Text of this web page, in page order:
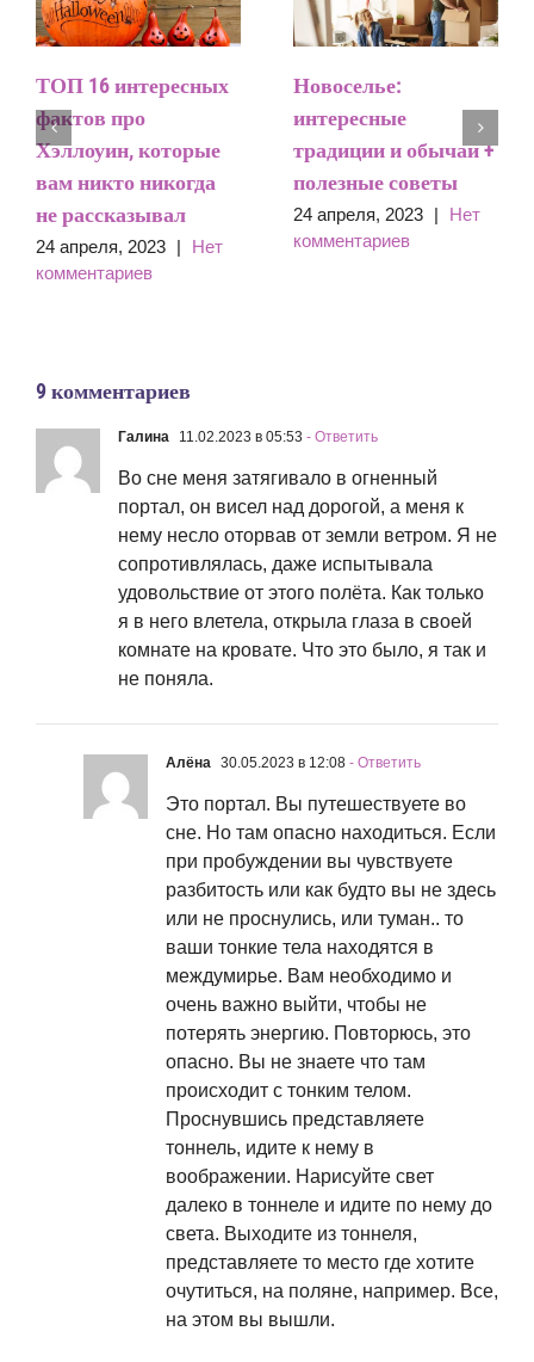
ТОП 16 интересных
фактов про
Хэллоуин, которые
вам никто никогда
не рассказывал
24 апреля, 2023 |
Нет
комментариев
Новоселье:
интересные
традиции и обычаи +
полезные советы
24 апреля, 2023 |
Нет
комментариев
9 комментариев
Галина 11.02.2023 в 05:53 - Ответить
Во сне меня затягивало в огненный
портал, он висел над дорогой, а меня к
нему несло оторвав от земли ветром. Я не
сопротивлялась, даже испытывала
удовольствие от этого полёта. Как только
я в него влетела, открыла глаза в своей
комнате на кровате. Что это было, я так и
не поняла.
Алёна 30.05.2023 в 12:08 - Ответить
Это портал. Вы путешествуете во
сне. Но там опасно находиться. Если
при пробуждении вы чувствуете
разбитость или как будто вы не здесь
или не проснулись, или туман.. то
ваши тонкие тела находятся в
междумирье. Вам необходимо и
очень важно выйти, чтобы не
потерять энергию. Повторюсь, это
опасно. Вы не знаете что там
происходит с тонким телом.
Проснувшись представляете
тоннель, идите к нему в
воображении. Нарисуйте свет
далеко в тоннеле и идите по нему до
света. Выходите из тоннеля,
представляете то место где хотите
очутиться, на поляне, например. Все,
на этом вы вышли.